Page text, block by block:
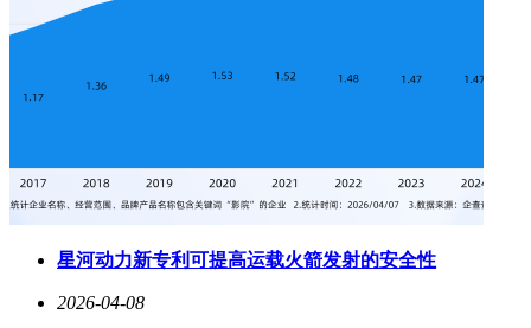
星河动力新专利可提高运载火箭发射的安全性
2026-04-08